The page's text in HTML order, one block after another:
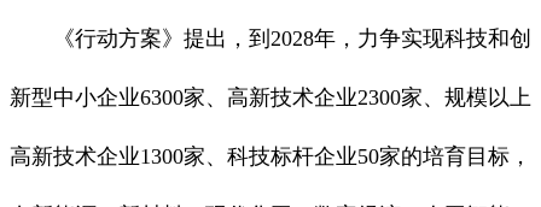
《行动方案》提出，到2028年，力争实现科技和创
新型中小企业6300家、高新技术企业2300家、规模以上
高新技术企业1300家、科技标杆企业50家的培育目标，